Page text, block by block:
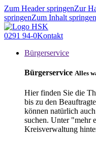
Zum Header springenZur
springenZum Inhalt springen
0291 94-0Kontakt
Bürgerservice
Bürgerservice Alles
Hier finden Sie die
bis zu den
können natürlich
suchen. Unter "mehr
Kreisverwaltung